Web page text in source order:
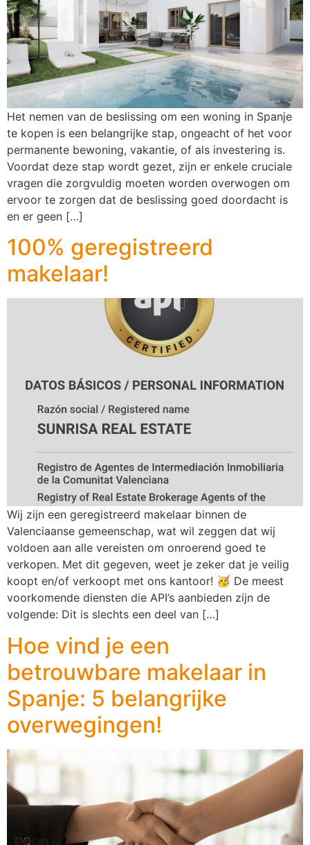
Het nemen van de beslissing om een woning in Spanje
te kopen is een belangrijke stap, ongeacht of het voor
permanente bewoning, vakantie, of als investering is.
Voordat deze stap wordt gezet, zijn er enkele cruciale
vragen die zorgvuldig moeten worden overwogen om
ervoor te zorgen dat de beslissing goed doordacht is
en er geen […]
100% geregistreerd
makelaar!
Wij zijn een geregistreerd makelaar binnen de
Valenciaanse gemeenschap, wat wil zeggen dat wij
voldoen aan alle vereisten om onroerend goed te
verkopen. Met dit gegeven, weet je zeker dat je veilig
koopt en/of verkoopt met ons kantoor! 🥳 De meest
voorkomende diensten die API’s aanbieden zijn de
volgende: Dit is slechts een deel van […]
Hoe vind je een
betrouwbare makelaar in
Spanje: 5 belangrijke
overwegingen!